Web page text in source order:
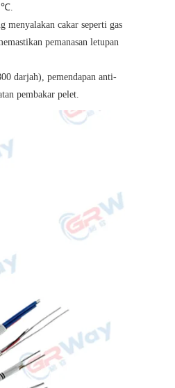
℃.
menyalakan cakar seperti gas
pemanasan letupan
darjah), pemendapan anti-
pembakar pelet.